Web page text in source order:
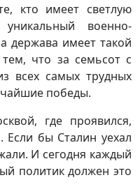
кто имеет светлую
военно-
держава имеет такой
что за семьсот с
всех самых трудных
победы.
где проявился,
Если бы Сталин уехал
И сегодня каждый
политик должен это